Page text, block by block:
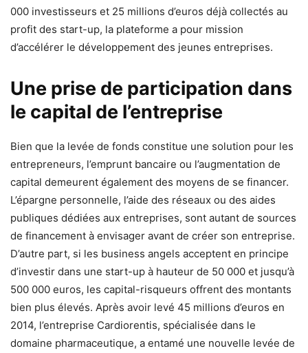
000 investisseurs et 25 millions d’euros déjà collectés au
profit des start-up, la plateforme a pour mission
d’accélérer le développement des jeunes entreprises.
Une prise de participation dans
le capital de l’entreprise
Bien que la levée de fonds constitue une solution pour les
entrepreneurs, l’emprunt bancaire ou l’augmentation de
capital demeurent également des moyens de se financer.
L’épargne personnelle, l’aide des réseaux ou des aides
publiques dédiées aux entreprises, sont autant de sources
de financement à envisager avant de créer son entreprise.
D’autre part, si les business angels acceptent en principe
d’investir dans une start-up à hauteur de 50 000 et jusqu’à
500 000 euros, les capital-risqueurs offrent des montants
bien plus élevés. Après avoir levé 45 millions d’euros en
2014, l’entreprise Cardiorentis, spécialisée dans le
domaine pharmaceutique, a entamé une nouvelle levée de